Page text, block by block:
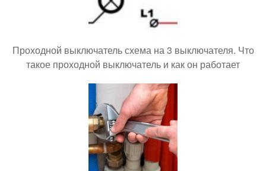
Проходной выключатель схема на 3 выключателя. Что
такое проходной выключатель и как он работает